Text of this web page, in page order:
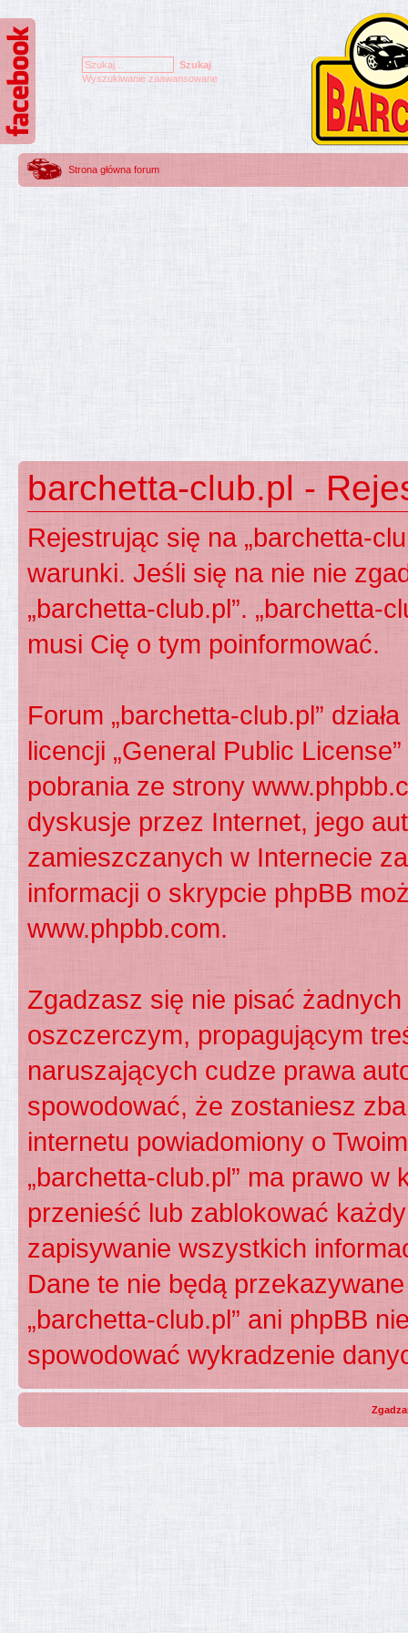
Wyszukiwanie zaawansowane
Strona główna forum
barchetta-club.pl -
Rejestrując się na „barchetta-
warunki. Jeśli się na nie nie
„barchetta-club.pl”. „barchetta-
musi Cię o tym poinformować.
Forum „barchetta-club.pl”
licencji „General Public License
pobrania ze strony
dyskusje przez Internet, jego
zamieszczanych w Internecie
informacji o skrypcie phpBB
www.phpbb.com.
Zgadzasz się nie pisać
oszczerczym, propagującym
naruszających cudze prawa
spowodować, że zostaniesz
internetu powiadomiony o
„barchetta-club.pl” ma prawo
przenieść lub zablokować
zapisywanie wszystkich
Dane te nie będą
„barchetta-club.pl” ani phpBB
spowodować wykradzenie